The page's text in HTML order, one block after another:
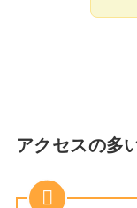
アクセスの多